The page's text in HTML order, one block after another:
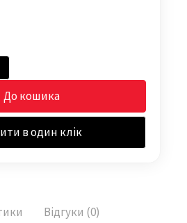
До кошика
в один клік
Відгуки (0)